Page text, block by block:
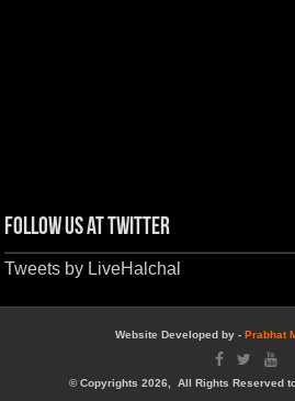
Follow us at Twitter
Tweets by LiveHalchal
Website Developed by - Prabhat
© Copyrights 2026, All Rights Reserved